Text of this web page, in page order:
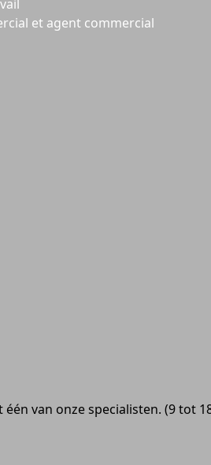
et agent commercial
van onze specialisten. (9 tot